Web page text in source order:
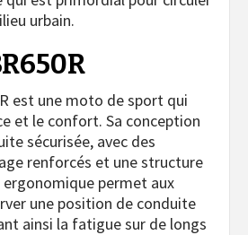
urbain.
est une moto de sport qui
et le confort. Sa conception
sécurisée, avec des
renforcés et une structure
permet aux
une position de conduite
ainsi la fatigue sur de longs